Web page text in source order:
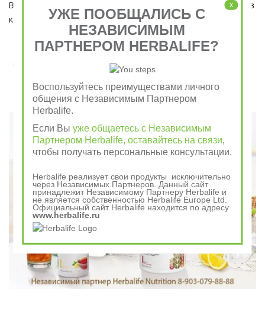
Ведь завтрак является важным приемом пищи, который ни в
коем случае пропускать нельзя!
Говорили в древности
x
УЖЕ ПООБЩАЛИСЬ С
НЕЗАВИСИМЫМ
ПАРТНЕРОМ HERBALIFE?
Воспользуйтесь преимуществами личного
общения с Независимым Партнером
Herbalife.
Если Выуже общаетесь с Независимым
Партнером Herbalife, оставайтесь на связи,
чтобы получать персональные консультации.
Herbalife реализует свои продукты исключительно
через Независимых Партнеров. Данный сайт
принадлежит Независимому Партнеру Herbalife и
не является собственностью Herbalife Europe Ltd.
Официальный сайт Herbalife находится по адресу
www.herbalife.ru